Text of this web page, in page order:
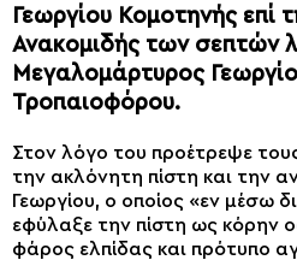
Γεωργίου Κομοτηνής επί
Ανακομιδής των σεπτών
Μεγαλομάρτυρος
Τροπαιοφόρου.
Στον λόγο του προέτρεψε
την ακλόνητη πίστη και την
Γεωργίου, ο οποίος «εν μέσω
εφύλαξε την πίστη ως κόρην
φάρος ελπίδας και πρότυπο